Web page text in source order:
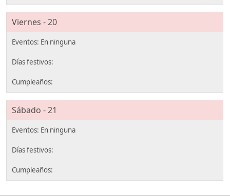
Viernes - 20
Sábado - 21